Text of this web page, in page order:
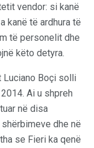
vendor: si kanë
kanë të ardhura të
të personelit dhe
këto detyra.
Luciano Boçi solli
Ai u shpreh
në disa
dhe në
se Fieri ka qenë